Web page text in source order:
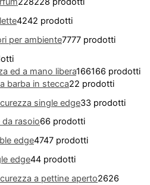
4242 prodotti
per ambiente7777 prodotti
ed a mano libera166166 prodotti
barba in stecca22 prodotti
single edge33 prodotti
da rasoio66 prodotti
edge4747 prodotti
edge44 prodotti
a pettine aperto2626